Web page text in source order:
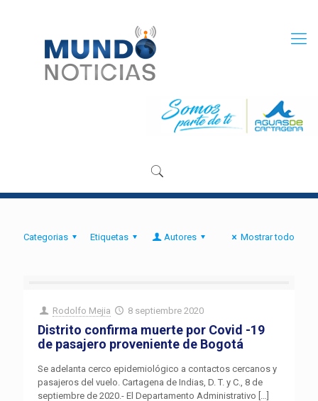
Categorias Etiquetas Autores Mostrar todo
Rodolfo Mejia 8 septiembre 2020
Distrito confirma muerte por Covid -19
de pasajero proveniente de Bogotá
Se adelanta cerco epidemiológico a contactos cercanos y
pasajeros del vuelo. Cartagena de Indias, D. T. y C., 8 de
septiembre de 2020.- El Departamento Administrativo […]